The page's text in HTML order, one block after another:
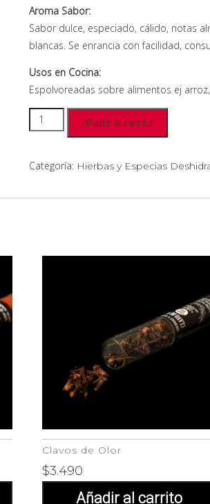
Aroma Sabor:
Sabor dulce, especiado, cálido, notas
blancas. Se enrancia con facilidad,
Usos en Cocina:
Espolvoreadas sobre alimentos ej
Añadir al carrito
Categoría: Hierbas y Especias
Clavos de Olor
$3.490
Añadir al carrito